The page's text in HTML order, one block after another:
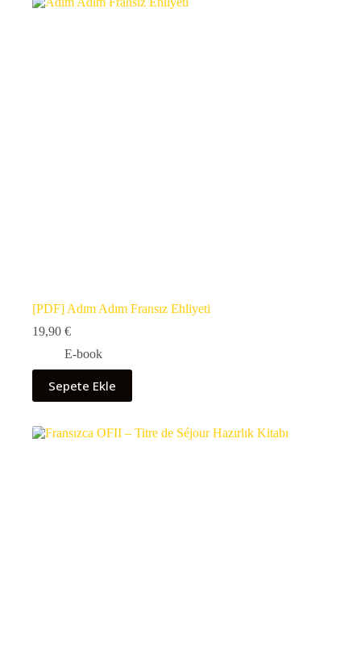
[PDF] Adım Adım Fransız Ehliyeti
19,90 €
E-book
Sepete Ekle